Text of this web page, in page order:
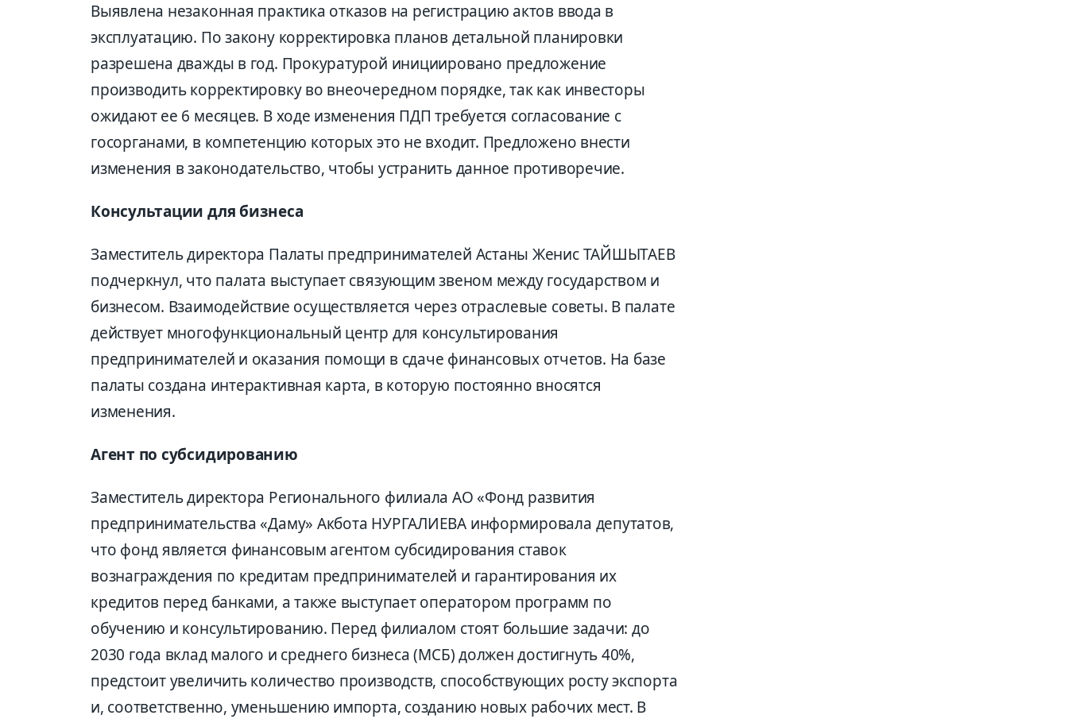
Выявлена незаконная практика отказов на регистрацию актов ввода в
эксплуатацию. По закону корректировка планов детальной планировки
разрешена дважды в год. Прокуратурой инициировано предложение
производить корректировку во внеочередном порядке, так как инвесторы
ожидают ее 6 месяцев. В ходе изменения ПДП требуется согласование с
госорганами, в компетенцию которых это не входит. Предложено внести
изменения в законодательство, чтобы устранить данное противоречие.
Консультации для бизнеса
Заместитель директора Палаты предпринимателей Астаны Женис ТАЙШЫТАЕВ
подчеркнул, что палата выступает связующим звеном между государством и
бизнесом. Взаимодействие осуществляется через отраслевые советы. В палате
действует многофункциональный центр для консультирования
предпринимателей и оказания помощи в сдаче финансовых отчетов. На базе
палаты создана интерактивная карта, в которую постоянно вносятся
изменения.
Агент по субсидированию
Заместитель директора Регионального филиала АО «Фонд развития
предпринимательства «Даму» Акбота НУРГАЛИЕВА информировала депутатов,
что фонд является финансовым агентом субсидирования ставок
вознаграждения по кредитам предпринимателей и гарантирования их
кредитов перед банками, а также выступает оператором программ по
обучению и консультированию. Перед филиалом стоят большие задачи: до
2030 года вклад малого и среднего бизнеса (МСБ) должен достигнуть 40%,
предстоит увеличить количество производств, способствующих росту экспорта
и, соответственно, уменьшению импорта, созданию новых рабочих мест. В